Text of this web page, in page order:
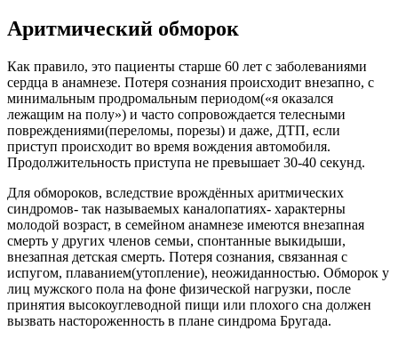
Аритмический обморок
Как правило, это пациенты старше 60 лет с заболеваниями
сердца в анамнезе. Потеря сознания происходит внезапно, с
минимальным продромальным периодом(«я оказался
лежащим на полу») и часто сопровождается телесными
повреждениями(переломы, порезы) и даже, ДТП, если
приступ происходит во время вождения автомобиля.
Продолжительность приступа не превышает 30-40 секунд.
Для обмороков, вследствие врождённых аритмических
синдромов- так называемых каналопатиях- характерны
молодой возраст, в семейном анамнезе имеются внезапная
смерть у других членов семьи, спонтанные выкидыши,
внезапная детская смерть. Потеря сознания, связанная с
испугом, плаванием(утопление), неожиданностью. Обморок у
лиц мужского пола на фоне физической нагрузки, после
принятия высокоуглеводной пищи или плохого сна должен
вызвать настороженность в плане синдрома Бругада.